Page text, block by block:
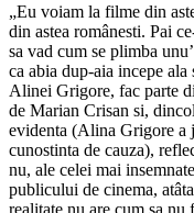
„Eu voiam la filme din
din astea românesti. Pai
sa vad cum se plimba
ca abia dup-aia incepe
Alinei Grigore, fac parte
de Marian Crisan si,
evidenta (Alina Grigore a
cunostinta de cauza),
nu, ale celei mai
publicului de cinema,
realitate nu are cum sa